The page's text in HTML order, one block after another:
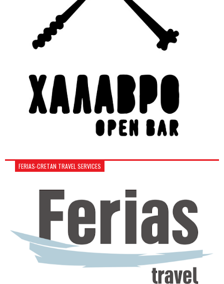
FERIAS-CRETAN TRAVEL SERVICES